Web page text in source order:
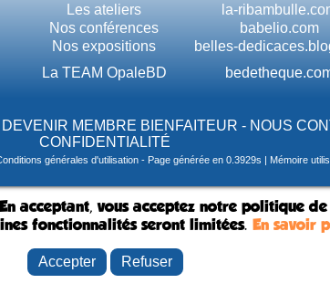
Les ateliers la-
Nos conférences babelio.com
Nos expositions belles-
La TEAM OpaleBD
DEVENIR MEMBRE BIENFAITEUR - NOUS
CONFIDENTIALITÉ
générales d'utilisation - Page générée en 0.3929s | Mémoire
acceptant, vous acceptez notre politique
fonctionnalités seront limitées. En savoir
Accepter Refuser